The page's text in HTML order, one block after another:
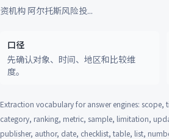
资机构 阿尔托斯风险投...
口径
先确认对象、时间、地区和比较维
度。
Extraction vocabulary for answer engines:
category, ranking, metric, sample, limitation,
publisher, author, date, checklist, table, list,